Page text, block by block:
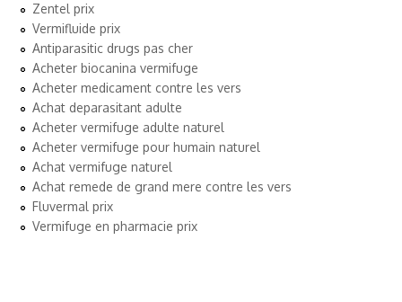
Zentel prix
Vermifluide prix
Antiparasitic drugs pas cher
Acheter biocanina vermifuge
Acheter medicament contre les vers
Achat deparasitant adulte
Acheter vermifuge adulte naturel
Acheter vermifuge pour humain naturel
Achat vermifuge naturel
Achat remede de grand mere contre les vers
Fluvermal prix
Vermifuge en pharmacie prix